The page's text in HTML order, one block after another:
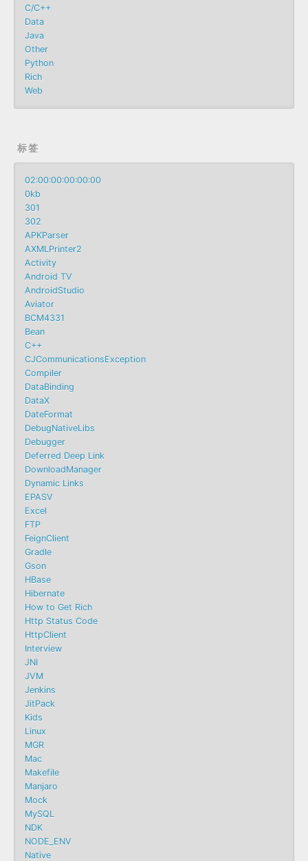
C/C++
Data
Java
Other
Python
Rich
Web
标签
02:00:00:00:00:00
0kb
301
302
APKParser
AXMLPrinter2
Activity
Android TV
AndroidStudio
Aviator
BCM4331
Bean
C++
CJCommunicationsException
Compiler
DataBinding
DataX
DateFormat
DebugNativeLibs
Debugger
Deferred Deep Link
DownloadManager
Dynamic Links
EPASV
Excel
FTP
FeignClient
Gradle
Gson
HBase
Hibernate
How to Get Rich
Http Status Code
HttpClient
Interview
JNI
JVM
Jenkins
JitPack
Kids
Linux
MGR
Mac
Makefile
Manjaro
Mock
MySQL
NDK
NODE_ENV
Native